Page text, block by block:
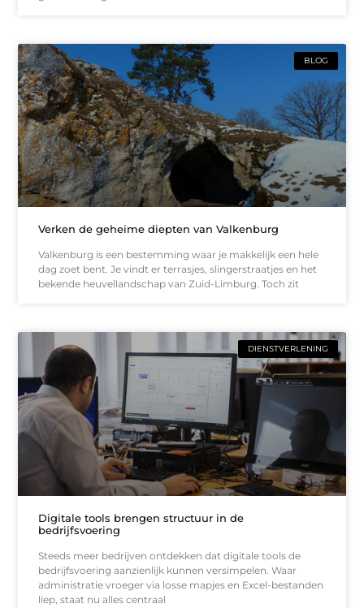
BLOG
Verken de geheime diepten van Valkenburg
Valkenburg is een bestemming waar je makkelijk een hele
dag zoet bent. Je vindt er terrasjes, slingerstraatjes en het
bekende heuvellandschap van Zuid-Limburg. Toch zit
DIENSTVERLENING
Digitale tools brengen structuur in de
bedrijfsvoering
Steeds meer bedrijven ontdekken dat digitale tools de
bedrijfsvoering aanzienlijk kunnen versimpelen. Waar
administratie vroeger via losse mapjes en Excel-bestanden
liep, staat nu alles centraal